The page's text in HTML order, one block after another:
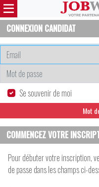
CONNEXION CANDIDAT
Email
Mot de passe
Se souvenir de moi
Mot
COMMENCEZ VOTRE
Pour débuter votre inscription,
de passe dans les champs ci-